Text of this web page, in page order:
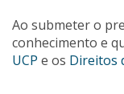
Ao submeter o
conhecimento e
UCP e os Direitos